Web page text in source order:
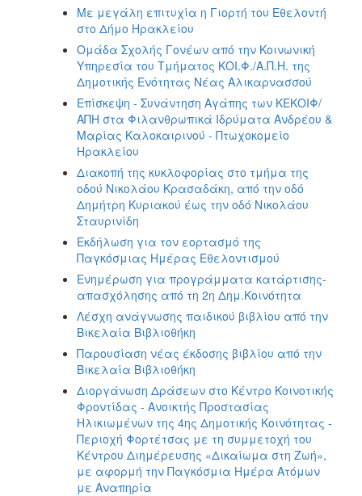
Με μεγάλη επιτυχία η Γιορτή του Εθελοντή
στο Δήμο Ηρακλείου
Ομάδα Σχολής Γονέων από την Κοινωνική
Υπηρεσία του Τμήματος ΚΟΙ.Φ./Α.Π.Η. της
Δημοτικής Ενότητας Νέας Αλικαρνασσού
Επίσκεψη - Συνάντηση Αγάπης των ΚΕΚΟΙΦ/
ΑΠΗ στα Φιλανθρωπικά Ιδρύματα Ανδρέου &
Μαρίας Καλοκαιρινού - Πτωχοκομείο
Ηρακλείου
Διακοπή της κυκλοφορίας στο τμήμα της
οδού Νικολάου Κρασαδάκη, από την οδό
Δημήτρη Κυριακού έως την οδό Νικολάου
Σταυρινίδη
Εκδήλωση για τον εορτασμό της
Παγκόσμιας Ημέρας Εθελοντισμού
Ενημέρωση για προγράμματα κατάρτισης-
απασχόλησης από τη 2η Δημ.Κοινότητα
Λέσχη ανάγνωσης παιδικού βιβλίου από την
Βικελαία Βιβλιοθήκη
Παρουσίαση νέας έκδοσης βιβλίου από την
Βικελαία Βιβλιοθήκη
Διοργάνωση Δράσεων στο Κέντρο Κοινοτικής
Φροντίδας - Ανοικτής Προστασίας
Ηλικιωμένων της 4ης Δημοτικής Κοινότητας -
Περιοχή Φορτέτσας με τη συμμετοχή του
Κέντρου Διημέρευσης «Δικαίωμα στη Ζωή»,
με αφορμή την Παγκόσμια Ημέρα Ατόμων
με Αναπηρία